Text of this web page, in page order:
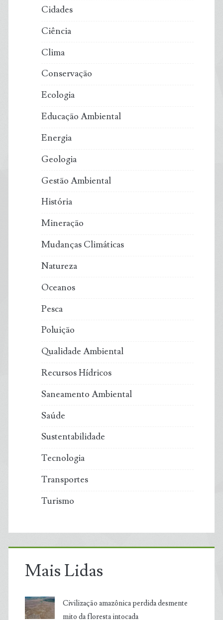
Cidades
Ciência
Clima
Conservação
Ecologia
Educação Ambiental
Energia
Geologia
Gestão Ambiental
História
Mineração
Mudanças Climáticas
Natureza
Oceanos
Pesca
Poluição
Qualidade Ambiental
Recursos Hídricos
Saneamento Ambiental
Saúde
Sustentabilidade
Tecnologia
Transportes
Turismo
Mais Lidas
Civilização amazônica perdida desmente
mito da floresta intocada